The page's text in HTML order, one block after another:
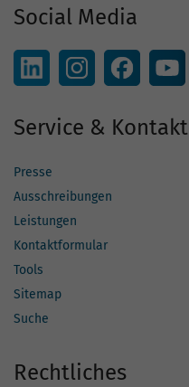
Social Media
Service & Kontakt
Presse
Ausschreibungen
Leistungen
Kontaktformular
Tools
Sitemap
Suche
Rechtliches